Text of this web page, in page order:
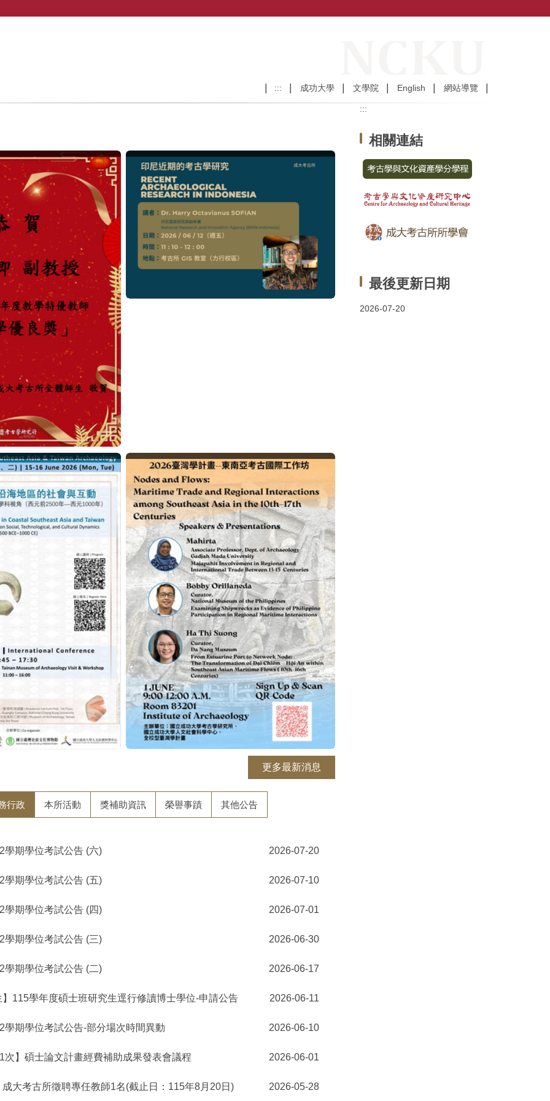
::: 成功大學 文學院 English 網站導覽
更多最新消息
行政 本所活動 獎補助資訊 榮譽事蹟 其他公告
學期學位考試公告 (六) 2026-07-20
學期學位考試公告 (五) 2026-07-10
學期學位考試公告 (四) 2026-07-01
學期學位考試公告 (三) 2026-06-30
學期學位考試公告 (二) 2026-06-17
115學年度碩士班研究生逕行修讀博士學位-申請公告 2026-06-11
學期學位考試公告-部分場次時間異動 2026-06-10
次】碩士論文計畫經費補助成果發表會議程 2026-06-01
大考古所徵聘專任教師1名(截止日：115年8月20日) 2026-05-28
:::
相關連結
最後更新日期
2026-07-20